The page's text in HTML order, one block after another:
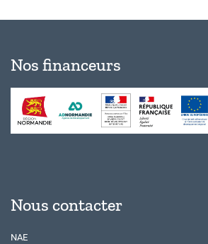
Nos financeurs
Nous contacter
NAE